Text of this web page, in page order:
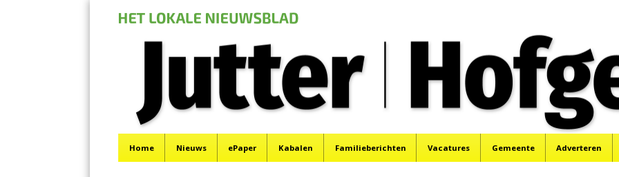
Menu
Home Nieuws ePaper Kabalen Familieberichten Vacatures Gemeente Adverteren